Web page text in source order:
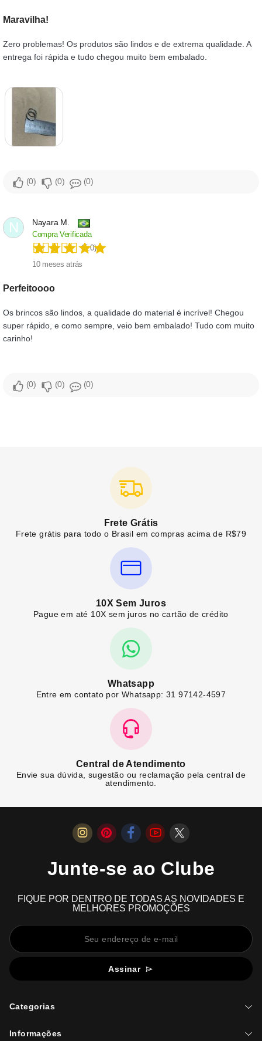
Maravilha!
Zero problemas! Os produtos são lindos e de extrema qualidade. A
entrega foi rápida e tudo chegou muito bem embalado.
0 0 0
N Nayara M.
Compra Verificada
(5.0)
10 meses atrás
Perfeitoooo
Os brincos são lindos, a qualidade do material é incrível! Chegou
super rápido, e como sempre, veio bem embalado! Tudo com muito
carinho!
0 0 0
Frete Grátis
Frete grátis para todo o Brasil em compras acima de R$79
10X Sem Juros
Pague em até 10X sem juros no cartão de crédito
Whatsapp
Entre em contato por Whatsapp: 31 97142-4597
Central de Atendimento
Envie sua dúvida, sugestão ou reclamação pela central de
atendimento.
Junte-se ao Clube
FIQUE POR DENTRO DE TODAS AS NOVIDADES E
MELHORES PROMOÇÕES
Assinar
Categorias
Informações